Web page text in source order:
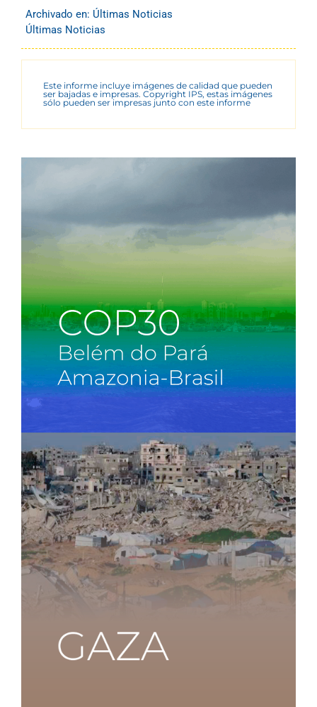
Archivado en: Últimas Noticias
Últimas Noticias
Este informe incluye imágenes de calidad que pueden
ser bajadas e impresas. Copyright IPS, estas imágenes
sólo pueden ser impresas junto con este informe